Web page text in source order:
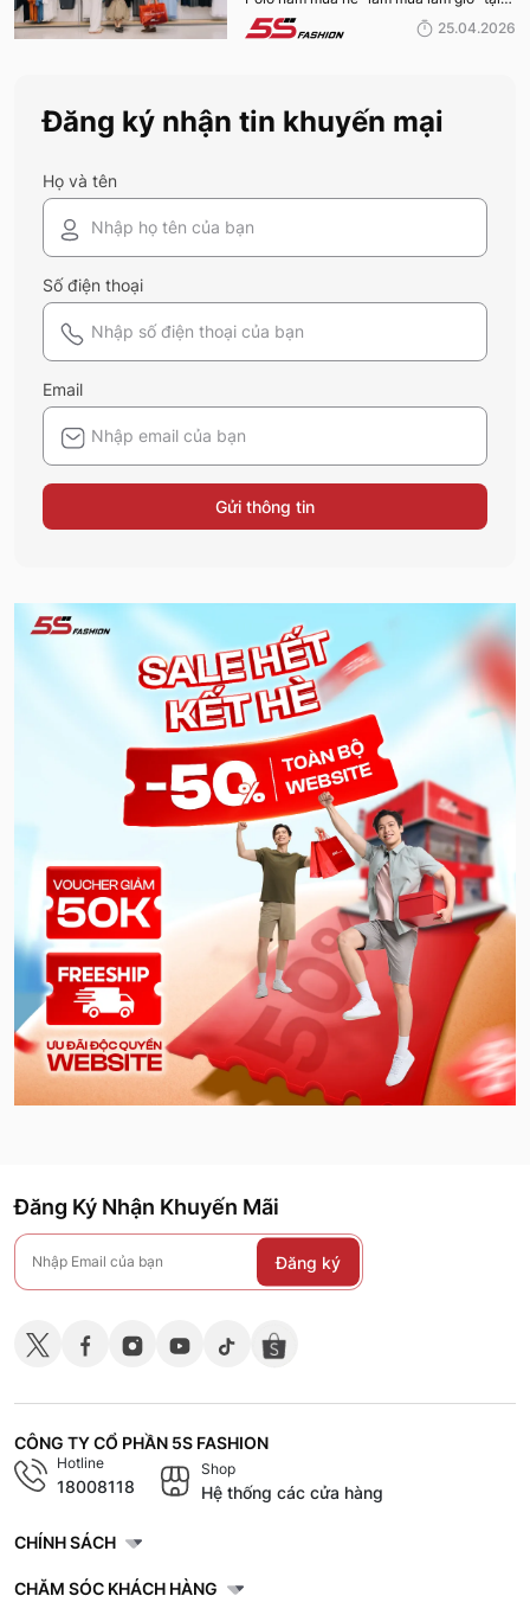
FASHION 2026
hệ thống 5S Fashion mà bất kỳ quý ông
25.04.2026
Đăng ký nhận tin khuyến mại
Họ và tên
Số điện thoại
Email
Gửi thông tin
Đăng Ký Nhận Khuyến Mãi
Đăng ký
CÔNG TY CỔ PHẦN 5S FASHION
Hotline
18008118
Shop
Hệ thống các cửa hàng
CHÍNH SÁCH
CHĂM SÓC KHÁCH HÀNG